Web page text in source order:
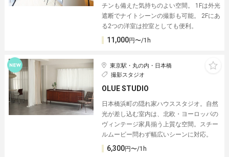
チンも備えた気持ちのよい空間。 1Fは外光
遮断でナイトシーンの撮影も可能。 2Fにあ
る2つの洋室は控室としても便利。
11,000円〜/1h
東京駅・丸の内・日本橋
撮影スタジオ
OLUE STUDIO
日本橋浜町の隠れ家ハウススタジオ。自然
光が差し込む室内は、北欧・ヨーロッパの
ヴィンテージ家具揃う上質な空間。スチー
ルムービー問わず幅広いシーンに対応。
6,300円〜/1h